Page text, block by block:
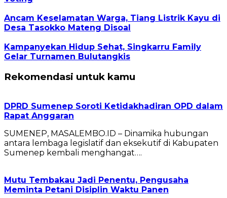
Ancam Keselamatan Warga, Tiang Listrik Kayu di
Desa Tasokko Mateng Disoal
Kampanyekan Hidup Sehat, Singkarru Family
Gelar Turnamen Bulutangkis
Rekomendasi untuk kamu
DPRD Sumenep Soroti Ketidakhadiran OPD dalam
Rapat Anggaran
SUMENEP, MASALEMBO.ID – Dinamika hubungan
antara lembaga legislatif dan eksekutif di Kabupaten
Sumenep kembali menghangat….
Mutu Tembakau Jadi Penentu, Pengusaha
Meminta Petani Disiplin Waktu Panen